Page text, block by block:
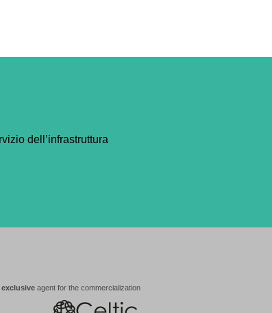
dell’infrastruttura
exclusive agent for the commercialization